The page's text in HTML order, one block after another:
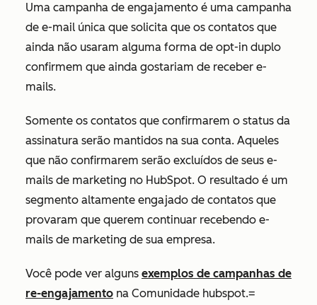
Uma campanha de engajamento é uma campanha
de e-mail única que solicita que os contatos que
ainda não usaram alguma forma de opt-in duplo
confirmem que ainda gostariam de receber e-
mails.
Somente os contatos que confirmarem o status da
assinatura serão mantidos na sua conta. Aqueles
que não confirmarem serão excluídos de seus e-
mails de marketing no HubSpot. O resultado é um
segmento altamente engajado de contatos que
provaram que querem continuar recebendo e-
mails de marketing de sua empresa.
Você pode ver alguns exemplos de campanhas de
re-engajamento na Comunidade hubspot.=